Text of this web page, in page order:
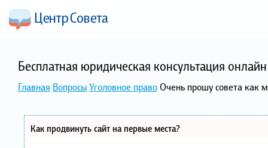
Бесплатная юридическая консультация
Главная ВопросыУголовное правоОчень прошу совета как
Как продвинуть сайт на первые места?